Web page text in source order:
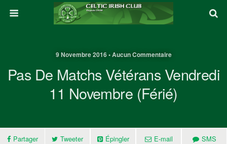
9 Novembre 2016 • Aucun Commentaire
Pas De Matchs Vétérans Vendredi
11 Novembre (Férié)
Partager Tweeter Épingler E-mail SMS